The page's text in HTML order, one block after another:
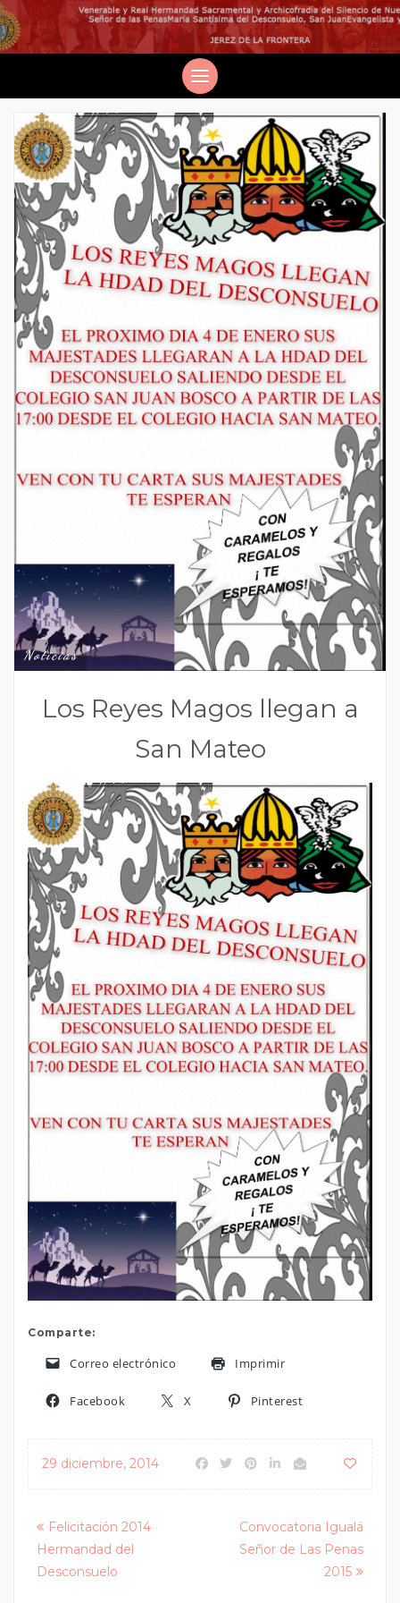
Noticias
Los Reyes Magos llegan a
San Mateo
Comparte:
Correo electrónico Imprimir
Facebook X Pinterest
29 diciembre, 2014
Posts
navigation
Felicitación 2014
Hermandad del
Desconsuelo
Convocatoria Igualá
Señor de Las Penas
2015